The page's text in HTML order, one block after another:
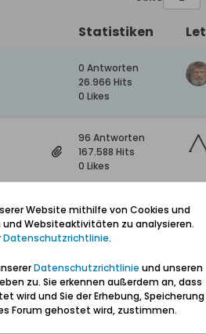
Statistiken
0 Antworten
26.966 Hits
0 Likes
96 Antworten
167.588 Hits
0 Likes
5 Antworten
2.490 Hits
0 Likes
12 Antworten
8.731 Hits
0 Likes
Website mithilfe von Cookies und
Websiteaktivitäten zu analysieren.
Datenschutzrichtlinie.
Datenschutzrichtlinie und unseren
zu. Sie erkennen außerdem an, dass
wird und Sie der Erhebung, Speicherung
Forum gehostet wird, zustimmen.